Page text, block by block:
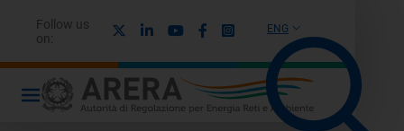
ENG
Follow us
on:
LinkedinYoutubeFacebook
Instagram